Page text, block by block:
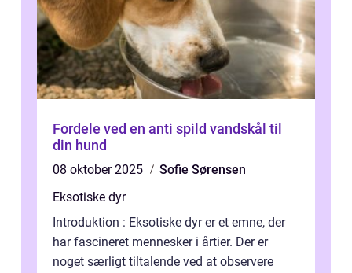
Fordele ved en anti spild vandskål til
din hund
08 oktober 2025
Sofie Sørensen
Eksotiske dyr
Introduktion : Eksotiske dyr er et emne, der
har fascineret mennesker i årtier. Der er
noget særligt tiltalende ved at observere